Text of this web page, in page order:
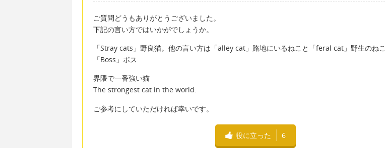
ご質問どうもありがとうございました。
下記の言い方ではいかがでしょうか。
「Stray cats」野良猫。他の言い方は「alley cat」路地にいるねこと「feral cat」野生のねこ
「Boss」ボス
界隈で一番強い猫
The strongest cat in the world.
ご参考にしていただければ幸いです。
役に立った 6